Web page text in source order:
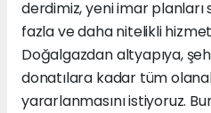
derdimiz, yeni imar planları
fazla ve daha nitelikli
Doğalgazdan altyapıya,
donatılara kadar tüm
yararlanmasını istiyoruz.